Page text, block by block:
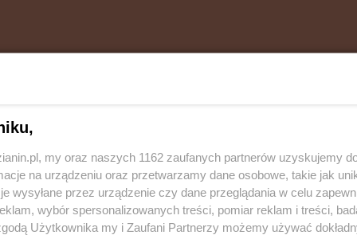
od młodych mieszkańców naszego miasta,
portalu społecznościowym Facebook.
przychodzą pokrzywdzeni, zgłaszający
my oraz naszych 1162 zaufanych partnerów uzyskujemy
na urządzeniu oraz przetwarzamy dane osobowe, takie jak
wysyłane przez urządzenie czy dane przeglądania w celu
wybór spersonalizowanych treści, pomiar reklam i treści,
Użytkownika my i Zaufani Partnerzy możemy używać